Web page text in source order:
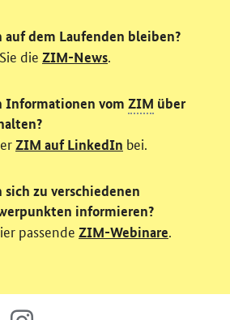
auf dem Laufenden bleiben?
die ZIM-News
Informationen vom ZIM über
ZIM auf LinkedIn bei.
zu verschiedenen
informieren?
passende ZIM-Webinare
instagram